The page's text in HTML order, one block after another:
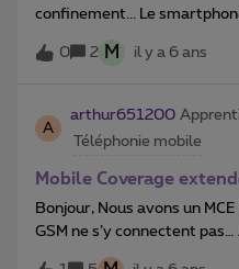
confinement... Le
pour récupérer le réseau
redémarré le s20+ la
carte sim.... Mais le problème
D'avance merci
0 2 M il y a 6 ans
A
arthur651200 Apprenti
Téléphonie mobile
Mobile Coverage
Bonjour, Nous avons un MCE mais malheureusement nos
GSM ne s’y connectent pas… Je viens de vérifier sur le
site d’aide Proximus, j’ai